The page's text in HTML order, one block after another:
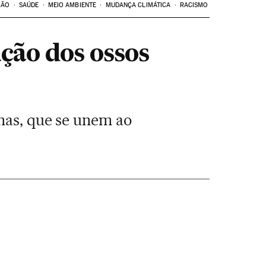
SAÚDE MEIO AMBIENTE MUDANÇA CLIMÁTICA RACISMO
dos ossos
que se unem ao